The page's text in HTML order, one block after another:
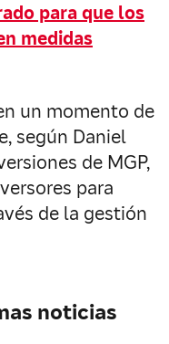
para que los
medidas
un momento de
según Daniel
de MGP,
para
de la gestión
noticias